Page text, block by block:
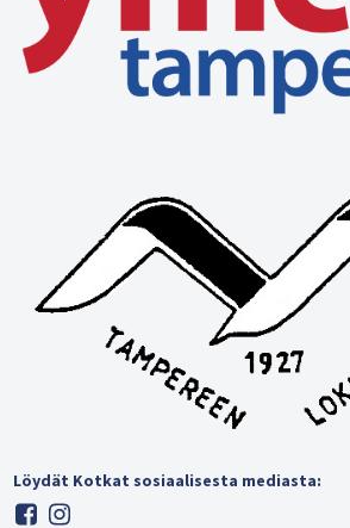
Löydät Kotkat sosiaalisesta mediasta: